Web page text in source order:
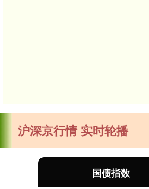
沪深京行情 实时轮播
国债指数